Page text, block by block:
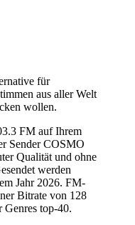
für
aus aller Welt
wollen.
FM auf Ihrem
Sender COSMO
Qualität und ohne
werden
Jahr 2026. FM-
Bitrate von 128
top-40.